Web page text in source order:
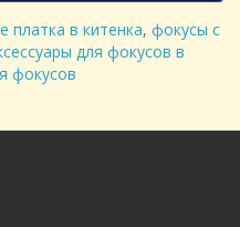
платка в китенка, фокусы с
для фокусов в
фокусов